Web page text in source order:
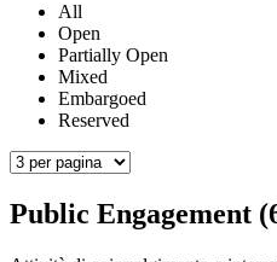
All
Open
Partially Open
Mixed
Embargoed
Reserved
Public Engagement